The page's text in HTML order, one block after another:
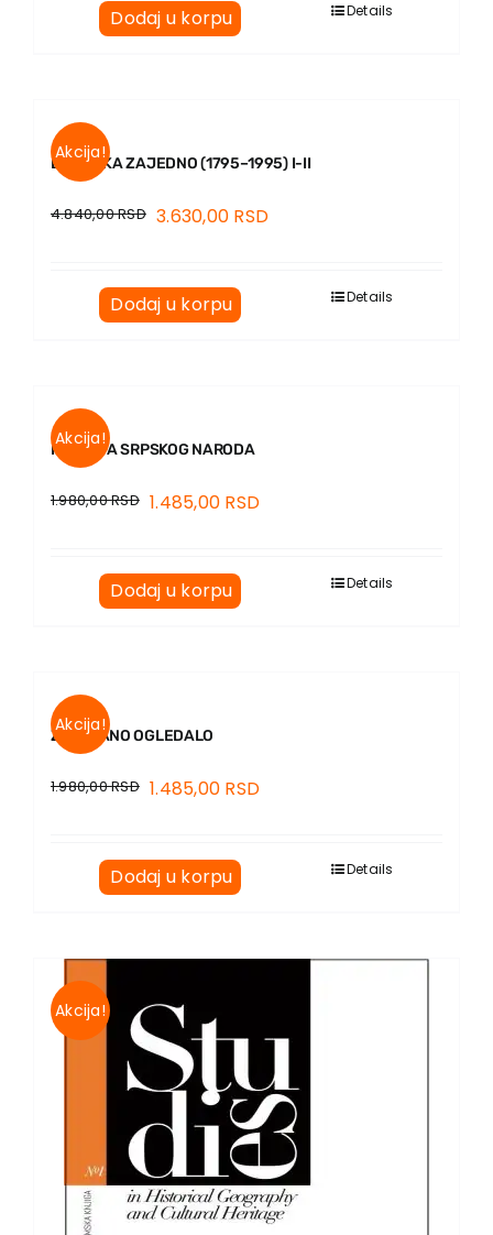
Dodaj u korpu Details
Akcija!
DVA VEKA ZAJEDNO (1795–1995) I-II
4.840,00RSD 3.630,00 RSD
Dodaj u korpu Details
Akcija!
ISTORIJA SRPSKOG NARODA
1.980,00RSD 1.485,00 RSD
Dodaj u korpu Details
Akcija!
ZAKOPANO OGLEDALO
1.980,00RSD 1.485,00 RSD
Dodaj u korpu Details
Akcija!